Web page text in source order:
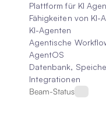
Plattform für KI
Fähigkeiten von KI-
KI-Agenten
Agentische
AgentOS
Datenbank,
Integrationen
Beam-Status